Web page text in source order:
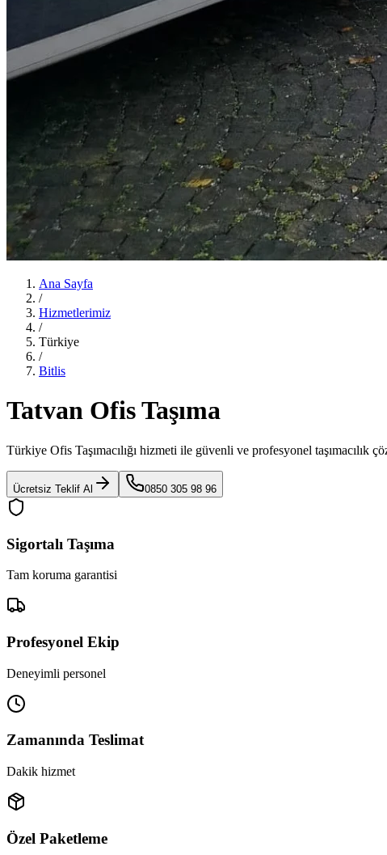
Ana Sayfa
/
Hizmetlerimiz
/
Türkiye
/
Bitlis
Tatvan Ofis Taşıma
Türkiye Ofis Taşımacılığı hizmeti ile güvenli ve profesyonel taşımacılık
Ücretsiz Teklif Al 0850 305 98 96
Sigortalı Taşıma
Tam koruma garantisi
Profesyonel Ekip
Deneyimli personel
Zamanında Teslimat
Dakik hizmet
Özel Paketleme